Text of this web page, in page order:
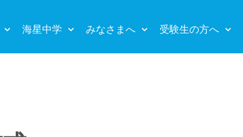
海星中学 みなさまへ 受験生の方へ